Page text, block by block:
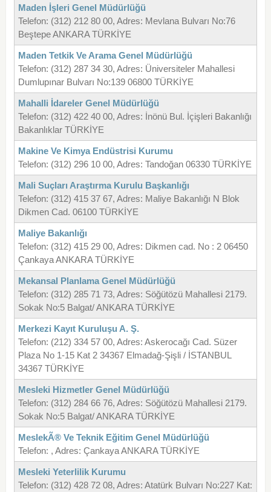
Maden İşleri Genel Müdürlüğü
Telefon: (312) 212 80 00, Adres: Mevlana Bulvarı No:76
Beştepe ANKARA TÜRKİYE
Maden Tetkik Ve Arama Genel Müdürlüğü
Telefon: (312) 287 34 30, Adres: Üniversiteler Mahallesi
Dumlupınar Bulvarı No:139 06800 TÜRKİYE
Mahalli İdareler Genel Müdürlüğü
Telefon: (312) 422 40 00, Adres: İnönü Bul. İçişleri Bakanlığı
Bakanlıklar TÜRKİYE
Makine Ve Kimya Endüstrisi Kurumu
Telefon: (312) 296 10 00, Adres: Tandoğan 06330 TÜRKİYE
Mali Suçları Araştırma Kurulu Başkanlığı
Telefon: (312) 415 37 67, Adres: Maliye Bakanlığı N Blok
Dikmen Cad. 06100 TÜRKİYE
Maliye Bakanlığı
Telefon: (312) 415 29 00, Adres: Dikmen cad. No : 2 06450
Çankaya ANKARA TÜRKİYE
Mekansal Planlama Genel Müdürlüğü
Telefon: (312) 285 71 73, Adres: Söğütözü Mahallesi 2179.
Sokak No:5 Balgat/ ANKARA TÜRKİYE
Merkezi Kayıt Kuruluşu A. Ş.
Telefon: (212) 334 57 00, Adres: Askerocağı Cad. Süzer
Plaza No 1-15 Kat 2 34367 Elmadağ-Şişli / İSTANBUL
34367 TÜRKİYE
Mesleki Hizmetler Genel Müdürlüğü
Telefon: (312) 284 66 76, Adres: Söğütözü Mahallesi 2179.
Sokak No:5 Balgat/ ANKARA TÜRKİYE
MeslekÃ® Ve Teknik Eğitim Genel Müdürlüğü
Telefon: , Adres: Çankaya ANKARA TÜRKİYE
Mesleki Yeterlilik Kurumu
Telefon: (312) 428 72 08, Adres: Atatürk Bulvarı No:227 Kat: